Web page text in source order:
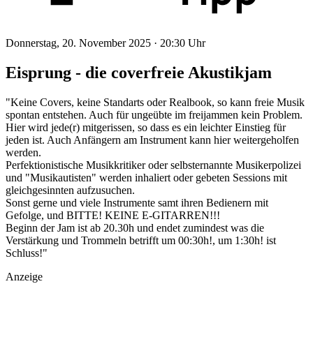
Donnerstag, 20. November 2025 · 20:30 Uhr
Eisprung - die coverfreie Akustikjam
"Keine Covers, keine Standarts oder Realbook, so kann freie Musik
spontan entstehen. Auch für ungeübte im freijammen kein Problem.
Hier wird jede(r) mitgerissen, so dass es ein leichter Einstieg für
jeden ist. Auch Anfängern am Instrument kann hier weitergeholfen
werden.
Perfektionistische Musikkritiker oder selbsternannte Musikerpolizei
und "Musikautisten" werden inhaliert oder gebeten Sessions mit
gleichgesinnten aufzusuchen.
Sonst gerne und viele Instrumente samt ihren Bedienern mit
Gefolge, und BITTE! KEINE E-GITARREN!!!
Beginn der Jam ist ab 20.30h und endet zumindest was die
Verstärkung und Trommeln betrifft um 00:30h!, um 1:30h! ist
Schluss!"
Anzeige